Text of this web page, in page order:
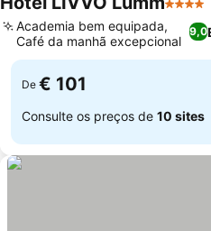
4
9,0
Academia bem equipada,
Café da manhã excepcional
De € 101
Consulte os preços de 10 sites